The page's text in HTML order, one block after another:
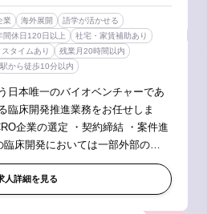
業 海外展開
語学が活かせる
間休日120日以上
社宅・家賃補助あり
タイムあり
残業月20時間以内
駅から徒歩10分以内
日本唯一のバイオベンチャーであ
臨床開発推進業務をお任せしま
床開発においては一部外部の
委託先とのマネジメント業務を中
人詳細を見る